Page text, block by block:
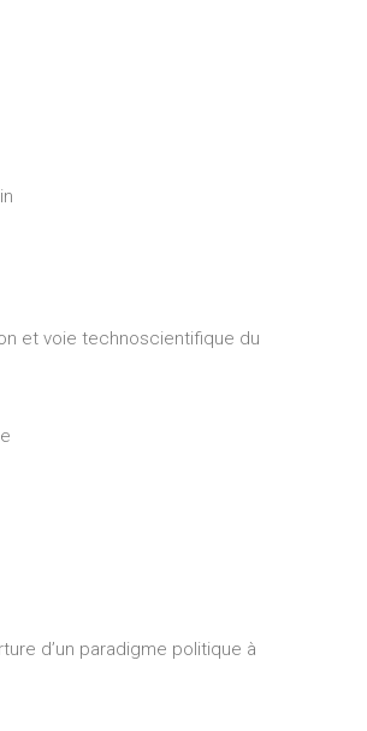
et voie technoscientifique du
d’un paradigme politique à